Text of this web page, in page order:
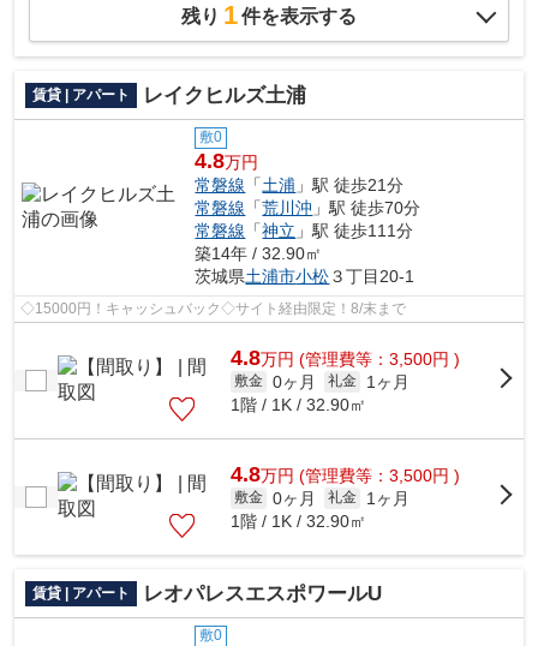
残り 1件を表示する
賃貸 | アパート レイクヒルズ土浦
敷0
4.8万円
常磐線 「土浦 」駅 徒歩21分
常磐線 「荒川沖 」駅 徒歩70分
常磐線 「神立 」駅 徒歩111分
築14年 / 32.90㎡
茨城県土浦市小松３丁目20-1
◇15000円！キャッシュバック◇サイト経由限定！8/末まで
4.8万円 (管理費等：3,500円 )
敷金 0ヶ月 礼金
1ヶ月
1階 / 1K / 32.90㎡
4.8万円 (管理費等：3,500円 )
敷金 0ヶ月 礼金
1ヶ月
1階 / 1K / 32.90㎡
賃貸 | アパート レオパレスエスポワールU
敷0